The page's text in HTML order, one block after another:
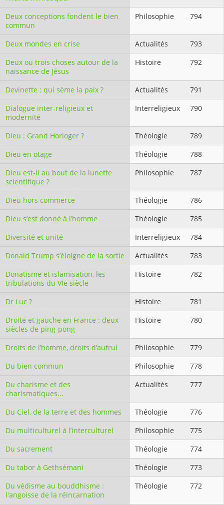
Deux conceptions fondent le bien
commun
Philosophie 794
Deux mondes en crise Actualités
793
Deux ou trois choses autour de la
naissance de Jésus
Histoire 792
Devinette : qui sème la paix ? Actualités
791
Dialogue inter-religieux et
modernité
Interreligieux 790
Dieu : Grand Horloger ? Théologie
789
Dieu en otage
Théologie
788
Dieu est-il au bout de la lunette
scientifique ?
Philosophie 787
Dieu hors commerce Théologie
786
Dieu s’est donné à l’homme
Théologie
785
Diversité et unité
Interreligieux
784
Donald Trump s’éloigne de la sortie
Actualités
783
Donatisme et islamisation, les
tribulations du VIe siècle
Histoire 782
Dr Luc ? Histoire
781
Droite et gauche en France : deux
siècles de ping-pong
Histoire 780
Droits de l’homme, droits d’autrui Philosophie
779
Du bien commun
Philosophie
778
Du charisme et des
charismatiques...
Actualités 777
Du Ciel, de la terre et des hommes Théologie
776
Du multiculturel à l’interculturel
Philosophie
775
Du sacrement
Théologie
774
Du tabor à Gethsémani
Théologie
773
Du védisme au bouddhisme :
l'angoisse de la réincarnation
Théologie 772